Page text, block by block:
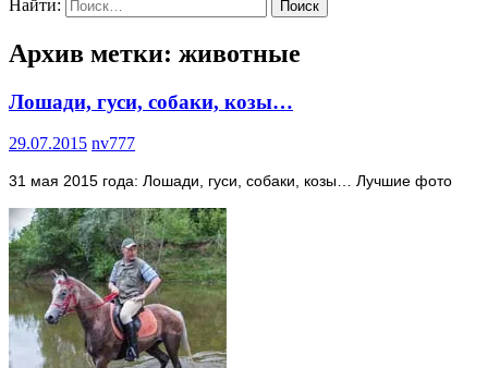
Найти:
Архив метки: животные
Лошади, гуси, собаки, козы…
29.07.2015 nv777
31 мая 2015 года: Лошади, гуси, собаки, козы… Лучшие фото